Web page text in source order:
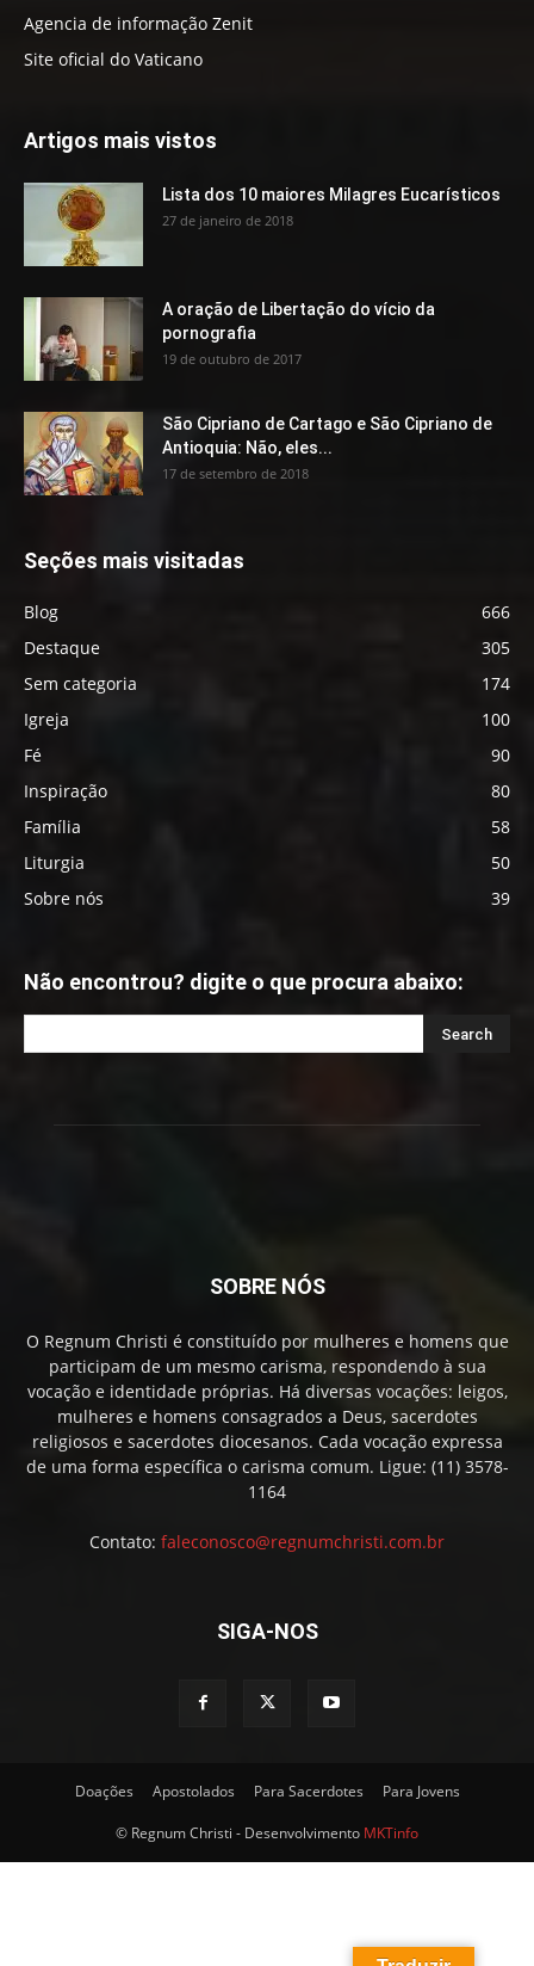
Agencia de informação Zenit
Site oficial do Vaticano
Artigos mais vistos
Lista dos 10 maiores Milagres Eucarísticos
27 de janeiro de 2018
A oração de Libertação do vício da
pornografia
19 de outubro de 2017
São Cipriano de Cartago e São Cipriano de
Antioquia: Não, eles...
17 de setembro de 2018
Seções mais visitadas
Blog
666
Destaque
305
Sem categoria
174
Igreja
100
Fé
90
Inspiração
80
Família
58
Liturgia
50
Sobre nós
39
Não encontrou? digite o que procura abaixo:
SOBRE NÓS
O Regnum Christi é constituído por mulheres e homens que
participam de um mesmo carisma, respondendo à sua
vocação e identidade próprias. Há diversas vocações: leigos,
mulheres e homens consagrados a Deus, sacerdotes
religiosos e sacerdotes diocesanos. Cada vocação expressa
de uma forma específica o carisma comum. Ligue: (11) 3578-
1164
Contato: faleconosco@regnumchristi.com.br
SIGA-NOS
Doações Apostolados Para Sacerdotes Para Jovens
© Regnum Christi - Desenvolvimento MKTinfo